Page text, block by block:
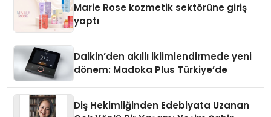
Marie Rose kozmetik sektörüne giriş
yaptı
Daikin’den akıllı iklimlendirmede yeni
dönem: Madoka Plus Türkiye’de
Diş Hekimliğinden Edebiyata Uzanan